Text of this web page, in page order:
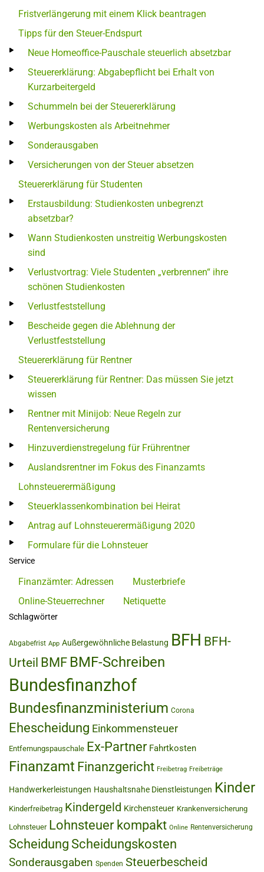
Fristverlängerung mit einem Klick beantragen
Tipps für den Steuer-Endspurt
Neue Homeoffice-Pauschale steuerlich absetzbar
Steuererklärung: Abgabepflicht bei Erhalt von
Kurzarbeitergeld
Schummeln bei der Steuererklärung
Werbungskosten als Arbeitnehmer
Sonderausgaben
Versicherungen von der Steuer absetzen
Steuererklärung für Studenten
Erstausbildung: Studienkosten unbegrenzt
absetzbar?
Wann Studienkosten unstreitig Werbungskosten
sind
Verlustvortrag: Viele Studenten „verbrennen“ ihre
schönen Studienkosten
Verlustfeststellung
Bescheide gegen die Ablehnung der
Verlustfeststellung
Steuererklärung für Rentner
Steuererklärung für Rentner: Das müssen Sie jetzt
wissen
Rentner mit Minijob: Neue Regeln zur
Rentenversicherung
Hinzuverdienstregelung für Frührentner
Auslandsrentner im Fokus des Finanzamts
Lohnsteuerermäßigung
Steuerklassenkombination bei Heirat
Antrag auf Lohnsteuerermäßigung 2020
Formulare für die Lohnsteuer
Service
Finanzämter: Adressen
Musterbriefe
Online-Steuerrechner
Netiquette
Schlagwörter
Abgabefrist App Außergewöhnliche Belastung BFH BFH-
Urteil BMF BMF-Schreiben
Bundesfinanzhof
Bundesfinanzministerium Corona
Ehescheidung Einkommensteuer
Entfernungspauschale Ex-Partner Fahrtkosten
Finanzamt Finanzgericht Freibetrag Freibeträge
Handwerkerleistungen Haushaltsnahe Dienstleistungen Kinder
Kinderfreibetrag Kindergeld Kirchensteuer Krankenversicherung
Lohnsteuer Lohnsteuer kompakt Online Rentenversicherung
Scheidung Scheidungskosten
Sonderausgaben Spenden Steuerbescheid